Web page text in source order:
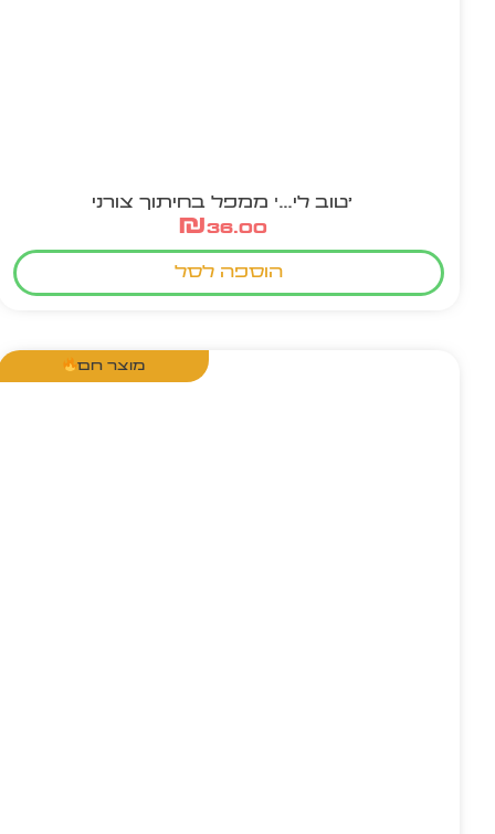
'טוב לי…' ממפל בחיתוך צורני
₪36.00
הוספה לסל
מוצר חם